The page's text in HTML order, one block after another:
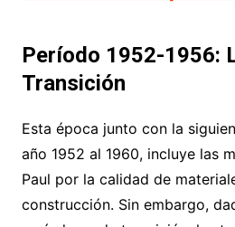
Período 1952-1956:
Transición
Esta época junto con la
año 1952 al 1960, incluye las
Paul por la calidad de
construcción. Sin embargo,